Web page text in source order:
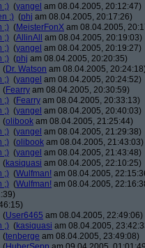
;) (yangel am 08.04.2005, 20:12:47)
;) (phj am 08.04.2005, 20:17:26)
;) (MeisterFonX am 08.04.2005,
;) (AllinAll
am 08.04.2005, 20:19:03)
;) (yangel am 08.04.2005, 20:19:27)
;) (phj am 08.04.2005, 20:20:35)
(Dr. Watson am 08.04.2005,
;) (yangel am 08.04.2005, 20:24:52)
(Fearry am 08.04.2005, 20:30:59)
;) (Fearry am 08.04.2005, 20:33:13)
;) (yangel am 08.04.2005, 20:40:03)
(olibook am 08.04.2005, 21:25:44)
;) (yangel am 08.04.2005, 21:29:38)
;) (olibook am 08.04.2005, 21:43:03)
;) (yangel am 08.04.2005, 21:43:48)
(kasiquasi am 08.04.2005, 22:10:25)
;) (Wulfman! am 08.04.2005,
;) (Wulfman! am 08.04.2005,
(User6465 am 08.04.2005, 22:49:06)
;) (kasiquasi am 08.04.2005,
(tenberge am 08.04.2005, 23:49:08)